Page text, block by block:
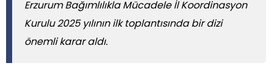
​​​​​​​Erzurum Bağımlılıkla Mücadele İl Koordinasyon
Kurulu 2025 yılının ilk toplantısında bir dizi
önemli karar aldı.